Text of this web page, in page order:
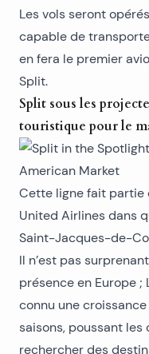
Les vols seront
capable de
en fera le premier
Split.
Split sous les
touristique pour le
Cette ligne fait partie
United Airlines dans
Saint-Jacques-de-
Il n’est pas
présence en Europe ;
connu une
saisons, poussant les
rechercher des